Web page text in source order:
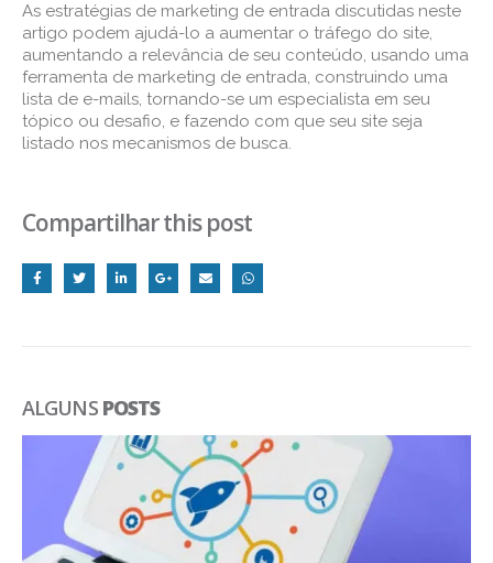
As estratégias de marketing de entrada discutidas neste
artigo podem ajudá-lo a aumentar o tráfego do site,
aumentando a relevância de seu conteúdo, usando uma
ferramenta de marketing de entrada, construindo uma
lista de e-mails, tornando-se um especialista em seu
tópico ou desafio, e fazendo com que seu site seja
listado nos mecanismos de busca.
Compartilhar this post
ALGUNS POSTS